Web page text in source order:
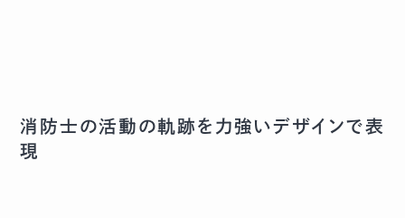
消防士の活動の軌跡を力強いデザインで表
現